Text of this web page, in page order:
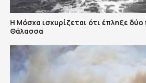
Η Μόσχα ισχυρίζεται ότι έπληξε
Θάλασσα